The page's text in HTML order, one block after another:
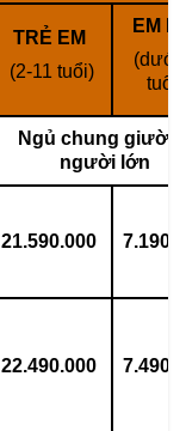
TRẺ EM
(2-11 tuổi)
EM
(dưới
tuổi)
Ngủ chung
người lớn
21.590.000
22.490.000